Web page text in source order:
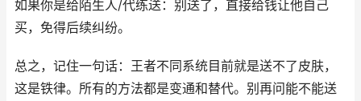
如果你是给陌生人/代练送：别送了，直接给钱让他自己
买，免得后续纠纷。
总之，记住一句话：王者不同系统目前就是送不了皮肤，
这是铁律。所有的方法都是变通和替代。别再问能不能送